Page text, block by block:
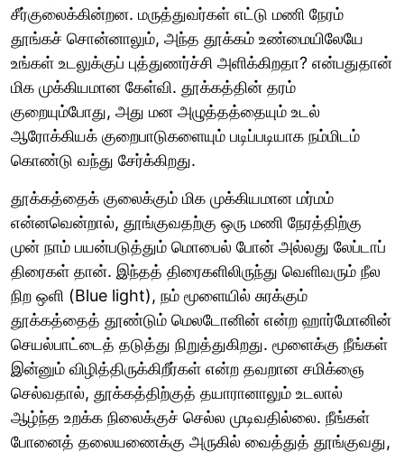
சீர்குலைக்கின்றன. மருத்துவர்கள் எட்டு மணி நேரம்
தூங்கச் சொன்னாலும், அந்த தூக்கம் உண்மையிலேயே
உங்கள் உடலுக்குப் புத்துணர்ச்சி அளிக்கிறதா? என்பதுதான்
மிக முக்கியமான கேள்வி. தூக்கத்தின் தரம்
குறையும்போது, அது மன அழுத்தத்தையும் உடல்
ஆரோக்கியக் குறைபாடுகளையும் படிப்படியாக நம்மிடம்
கொண்டு வந்து சேர்க்கிறது.
தூக்கத்தைக் குலைக்கும் மிக முக்கியமான மர்மம்
என்னவென்றால், தூங்குவதற்கு ஒரு மணி நேரத்திற்கு
முன் நாம் பயன்படுத்தும் மொபைல் போன் அல்லது லேப்டாப்
திரைகள் தான். இந்தத் திரைகளிலிருந்து வெளிவரும் நீல
நிற ஒளி (Blue light), நம் மூளையில் சுரக்கும்
தூக்கத்தைத் தூண்டும் மெலடோனின் என்ற ஹார்மோனின்
செயல்பாட்டைத் தடுத்து நிறுத்துகிறது. மூளைக்கு நீங்கள்
இன்னும் விழித்திருக்கிறீர்கள் என்ற தவறான சமிக்ஞை
செல்வதால், தூக்கத்திற்குத் தயாரானாலும் உடலால்
ஆழ்ந்த உறக்க நிலைக்குச் செல்ல முடிவதில்லை. நீங்கள்
போனைத் தலையணைக்கு அருகில் வைத்துத் தூங்குவது,